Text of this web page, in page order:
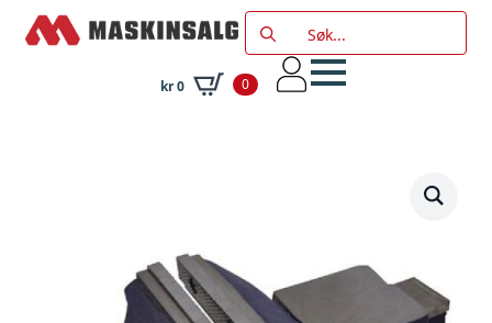
Search
for:
kr0 0